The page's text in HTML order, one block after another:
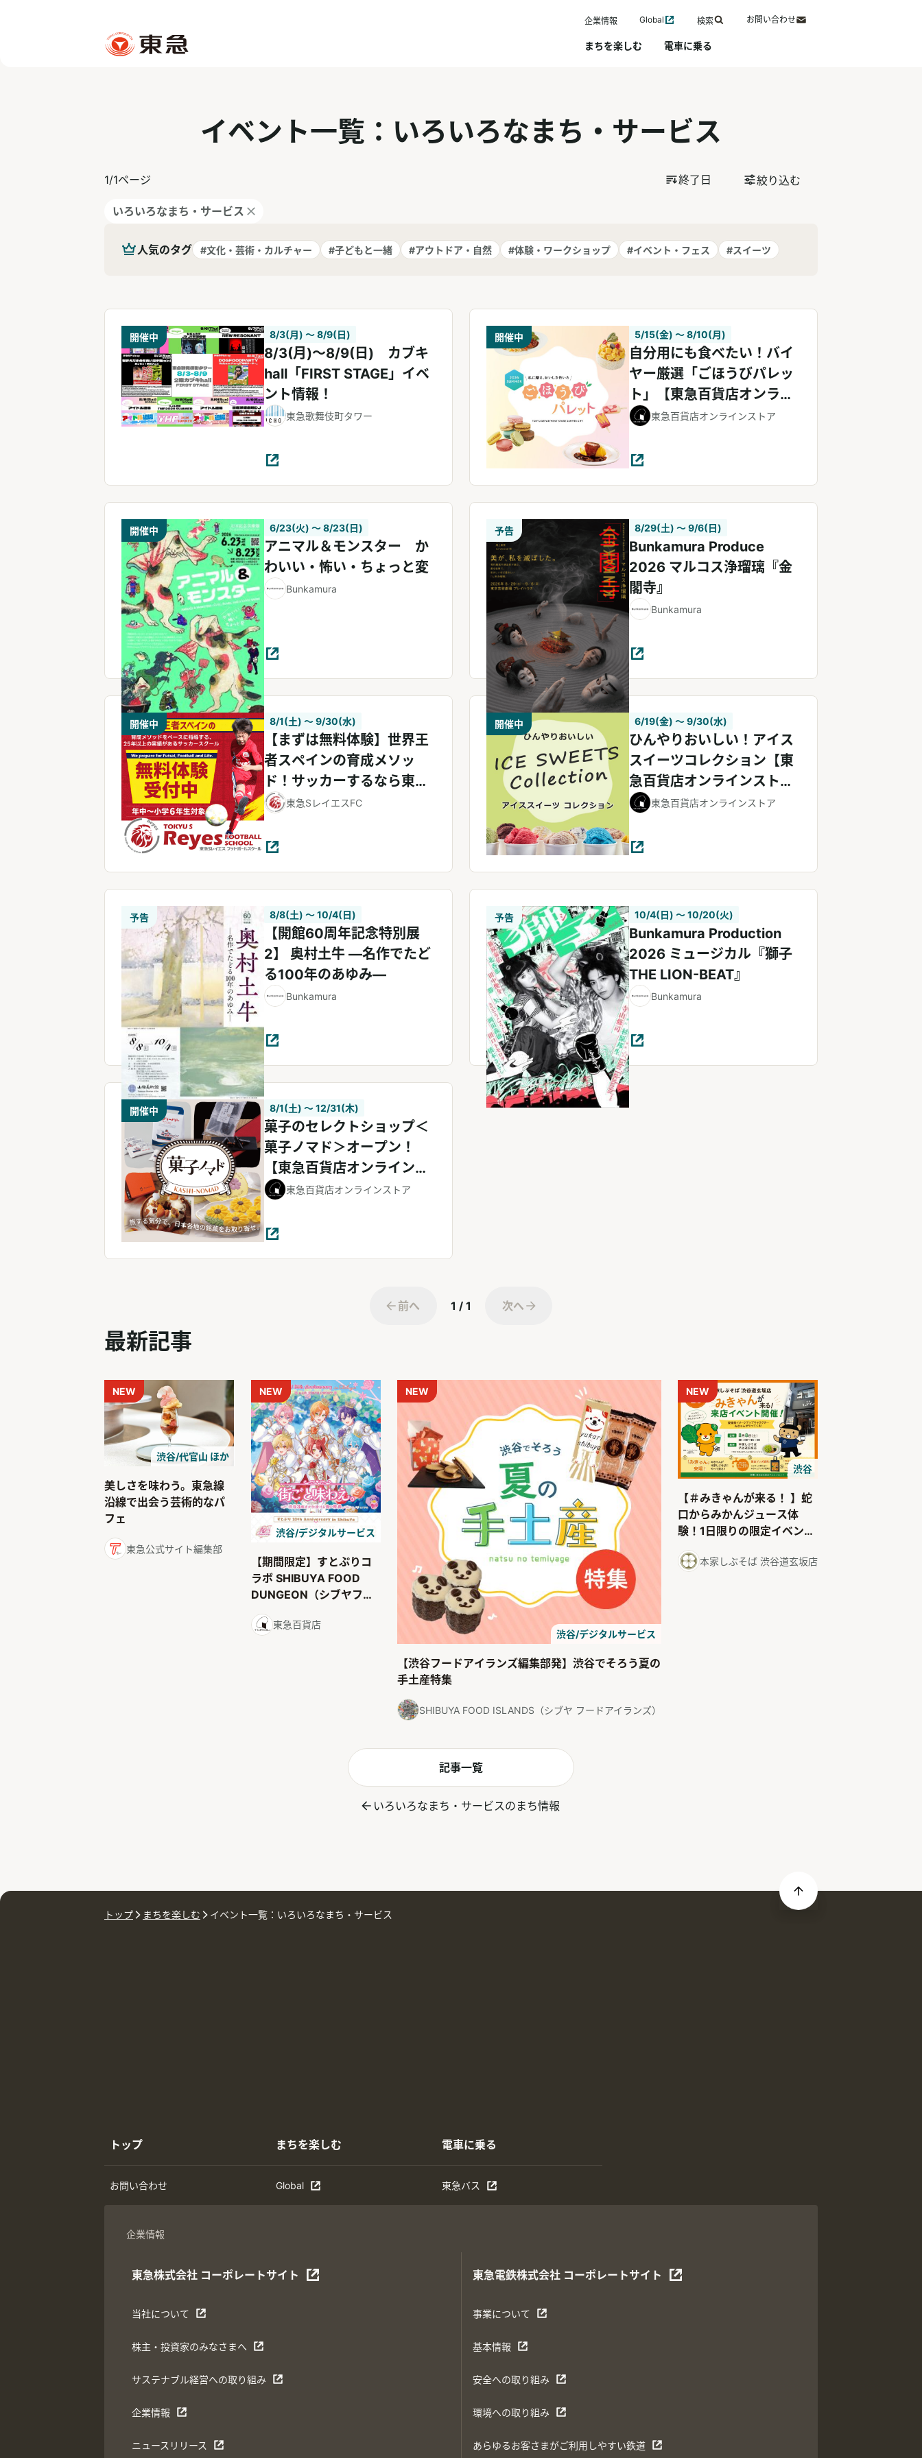
企業情報 Global 検索 お問い合わせ
まちを楽しむ 電車に乗る
イベント一覧：いろいろなまち・サービス
1/1ページ 終了日 絞り込む
いろいろなまち・サービス
人気のタグ #文化・芸術・カルチャー #子どもと一緒 #アウトドア・自然 #体験・ワークショップ #イベント・フェス #スイーツ
開催中 8/3(月) 〜 8/9(日)
8/3(月)～8/9(日) カブキ
hall「FIRST STAGE」イベ
ント情報！
東急歌舞伎町タワー
開催中 5/15(金) 〜 8/10(月)
自分用にも食べたい！バイ
ヤー厳選「ごほうびパレッ
ト」【東急百貨店オンライ
ンストア】
東急百貨店オンラインストア
開催中 6/23(火) 〜 8/23(日)
アニマル＆モンスター か
わいい・怖い・ちょっと変
Bunkamura
予告 8/29(土) 〜 9/6(日)
Bunkamura Produce
2026 マルコス浄瑠璃『金
閣寺』
Bunkamura
開催中 8/1(土) 〜 9/30(水)
【まずは無料体験】世界王
者スペインの育成メソッ
ド！サッカーするなら東急
Sレイエスへ！
東急SレイエスFC
開催中 6/19(金) 〜 9/30(水)
ひんやりおいしい！アイス
スイーツコレクション【東
急百貨店オンラインスト
ア】東急百貨店オンラインストア
予告 8/8(土) 〜 10/4(日)
【開館60周年記念特別展
2】 奥村土牛 ―名作でたど
る100年のあゆみ―
Bunkamura
予告 10/4(日) 〜 10/20(火)
Bunkamura Production
2026 ミュージカル『獅子
THE LION-BEAT』
Bunkamura
開催中 8/1(土) 〜 12/31(木)
菓子のセレクトショップ＜
菓子ノマド＞オープン！
【東急百貨店オンラインス
トア】東急百貨店オンラインストア
前へ 1 / 1 次へ
最新記事
NEW
渋谷/代官山 ほか
美しさを味わう。東急線
沿線で出会う芸術的なパ
フェ
東急公式サイト編集部
NEW
渋谷/デジタルサービス
【期間限定】すとぷりコ
ラボ SHIBUYA FOOD
DUNGEON（シブヤフー
ドダンジョン）
東急百貨店
NEW
渋谷/デジタルサービス
【渋谷フードアイランズ編集部発】渋谷でそろう夏の
手土産特集
SHIBUYA FOOD ISLANDS（シブヤ フードアイランズ）
NEW
渋谷
【＃みきゃんが来る！ 】蛇
口からみかんジュース体
験！1日限りの限定イベント
令和８年８月８日（土）開
催
本家しぶそば 渋谷道玄坂店
記事一覧
いろいろなまち・サービスのまち情報
トップ まちを楽しむ イベント一覧：いろいろなまち・サービス
トップ まちを楽しむ 電車に乗る
お問い合わせ Global 東急バス
企業情報
東急株式会社 コーポレートサイト
当社について
株主・投資家のみなさまへ
サステナブル経営への取り組み
企業情報
ニュースリリース
東急電鉄株式会社 コーポレートサイト
事業について
基本情報
安全への取り組み
環境への取り組み
あらゆるお客さまがご利用しやすい鉄道